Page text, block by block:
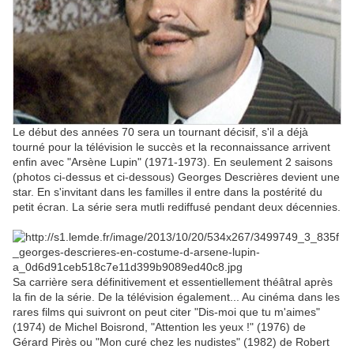
Le début des années 70 sera un tournant décisif, s'il a déjà
tourné pour la télévision le succès et la reconnaissance arrivent
enfin avec "Arsène Lupin" (1971-1973). En seulement 2 saisons
(photos ci-dessus et ci-dessous) Georges Descrières devient une
star. En s'invitant dans les familles il entre dans la postérité du
petit écran. La série sera mutli rediffusé pendant deux décennies.
Sa carrière sera définitivement et essentiellement théâtral après
la fin de la série. De la télévision également... Au cinéma dans les
rares films qui suivront on peut citer "Dis-moi que tu m'aimes"
(1974) de Michel Boisrond, "Attention les yeux !" (1976) de
Gérard Pirès ou "Mon curé chez les nudistes" (1982) de Robert